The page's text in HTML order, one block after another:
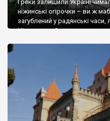
Греки залишили Україні
ніжинські огірочки – ви ж
загублений у радянські
Ніжин греки?